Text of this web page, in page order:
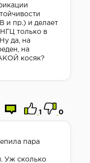
и пр.) и делает
только в
да, на
на
косяк?
1 0
пара
Уж сколько